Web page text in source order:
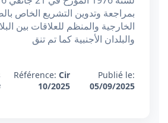
بمراجعة وتدوين التشريع الخاص
الخارجية والمنظم للعلاقات بين
والبلدان الأجنبية كما تم تنق
Publié le:
05/09/2025
Référence:Cir
10/2025